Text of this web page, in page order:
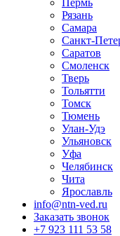
Пермь
Рязань
Самара
Санкт-
Саратов
Смоленск
Тверь
Тольятти
Томск
Тюмень
Улан-Удэ
Ульяновск
Уфа
Челябинск
Чита
Ярославль
info@ntn-ved.ru
Заказать звонок
+7 923 111 53 58